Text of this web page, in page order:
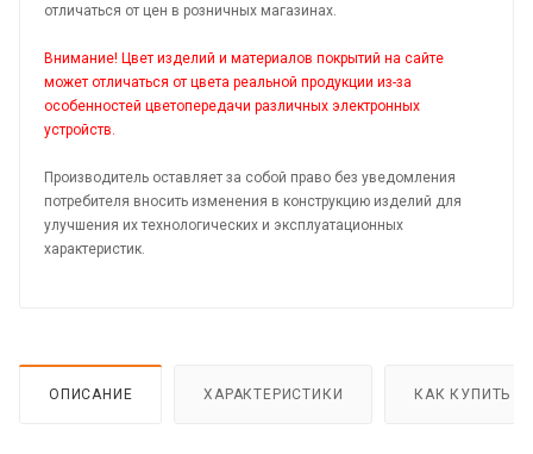
отличаться от цен в розничных магазинах.
Внимание! Цвет изделий и материалов покрытий на сайте
может отличаться от цвета реальной продукции из-за
особенностей цветопередачи различных электронных
устройств.
Производитель оставляет за собой право без уведомления
потребителя вносить изменения в конструкцию изделий для
улучшения их технологических и эксплуатационных
характеристик.
ОПИСАНИЕ ХАРАКТЕРИСТИКИ КАК КУПИТЬ